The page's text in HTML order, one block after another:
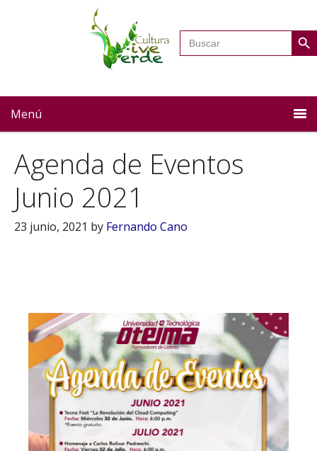
Buscar: Botón
Menú
Agenda de Eventos
Junio 2021
23 junio, 2021 by Fernando Cano